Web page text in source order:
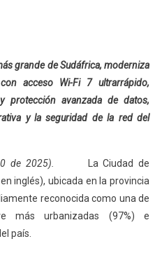
grande de Sudáfrica, moderniza
acceso Wi-Fi 7 ultrarrápido,
protección avanzada de datos,
y la seguridad de la red del
30 de 2025).
La Ciudad de
inglés), ubicada en la provincia
reconocida como una de
más urbanizadas (97%) e
país.